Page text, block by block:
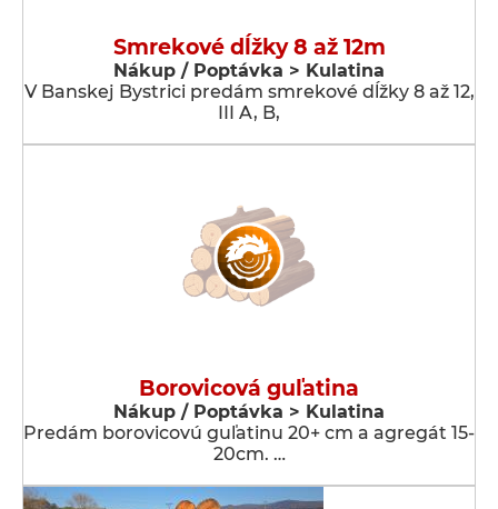
Smrekové dĺžky 8 až 12m
Nákup / Poptávka > Kulatina
V Banskej Bystrici predám smrekové dĺžky 8 až 12,
III A, B,
Borovicová guľatina
Nákup / Poptávka > Kulatina
Predám borovicovú guľatinu 20+ cm a agregát 15-
20cm. …